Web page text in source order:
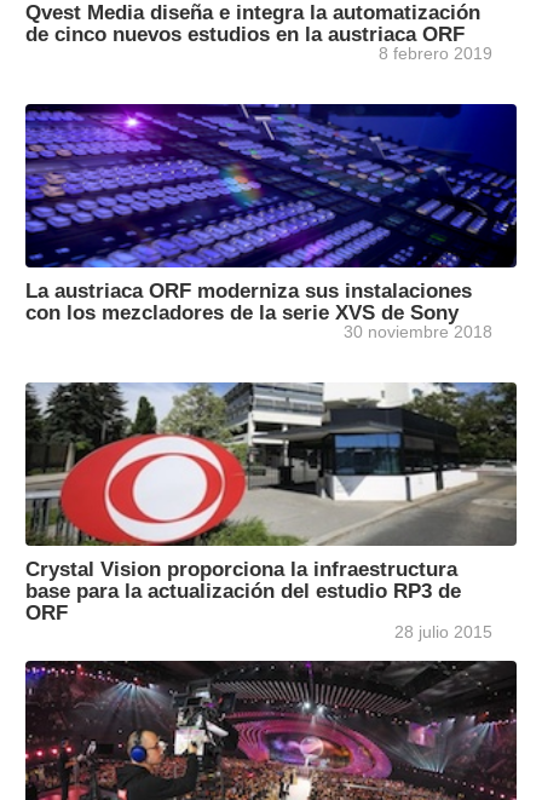
Qvest Media diseña e integra la automatización
de cinco nuevos estudios en la austriaca ORF
8 febrero 2019
La austriaca ORF moderniza sus instalaciones
con los mezcladores de la serie XVS de Sony
30 noviembre 2018
Crystal Vision proporciona la infraestructura
base para la actualización del estudio RP3 de
ORF
28 julio 2015